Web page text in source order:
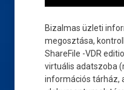
Bizalmas üzleti
megosztása,
ShareFile -VDR
virtuális adatszoba
információs tárház,